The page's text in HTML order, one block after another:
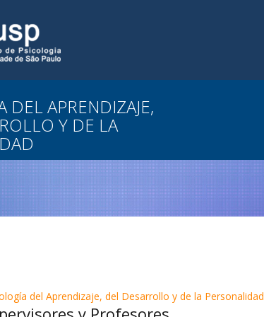
DEL APRENDIZAJE,
Y DE LA
del Aprendizaje, del Desarrollo y de la Personalidad